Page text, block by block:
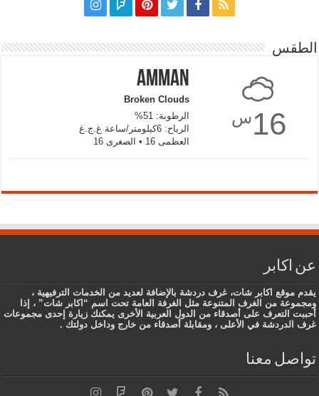
الطقس
16س
Amman
Broken Clouds
الرطوبة: 51%
الرياح: 6كيلومتر/ساعة غ.ج.غ
العظمى 16 • الصغرى 16
عن اكابر
يقدم موقع اكابر شات، غرف دردشة بالإضافة لعديد من الخدمات الترفيهية ،
ومجموعة من الغرف المتنوعة مثل الغرفة العامة تحت اسم “اكابر شات” ، إذا
أحببت التعرف على أصدقاء من الدول العربية الأخرى يمكنك زيارة إحدى مجموعات
غرف الدردشة في الأعلى ، ومقابلة أصدقاء من خارج وداخل دولتك .
تواصل معنا